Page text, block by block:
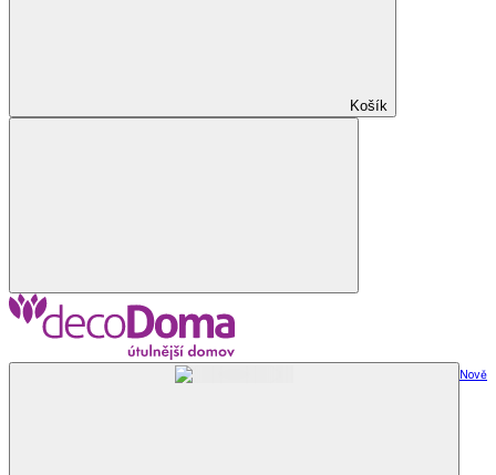
Košík
Nově